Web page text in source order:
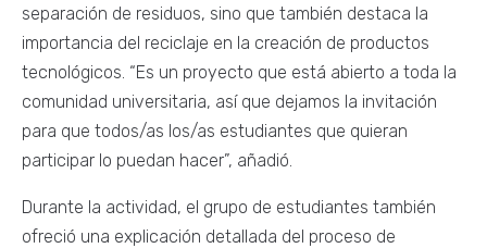
separación de residuos, sino que también destaca la
importancia del reciclaje en la creación de productos
tecnológicos. “Es un proyecto que está abierto a toda la
comunidad universitaria, así que dejamos la invitación
para que todos/as los/as estudiantes que quieran
participar lo puedan hacer”, añadió.
Durante la actividad, el grupo de estudiantes también
ofreció una explicación detallada del proceso de